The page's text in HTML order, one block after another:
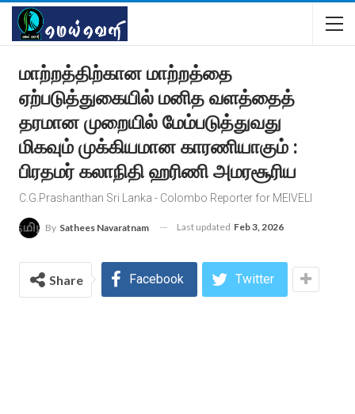
மாற்றத்திற்கான மாற்றத்தை
ஏற்படுத்துகையில் மனித வளத்தைத்
தரமான முறையில் மேம்படுத்துவது
மிகவும் முக்கியமான காரணியாகும் :
பிரதமர் கலாநிதி ஹரிணி அமரசூரிய
C.G.Prashanthan Sri Lanka - Colombo Reporter for MEIVELI
By Sathees Navaratnam Last updated Feb 3, 2026
Share Facebook Twitter